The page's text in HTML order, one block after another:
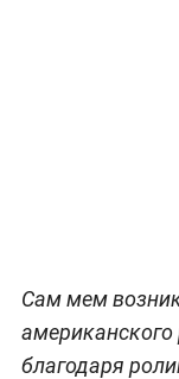
Сам мем
американского
благодаря